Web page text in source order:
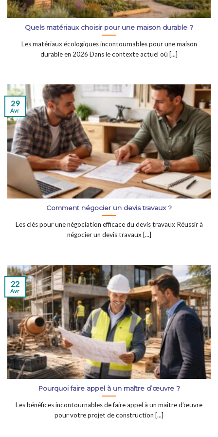
Quels matériaux choisir pour une maison durable ?
Les matériaux écologiques incontournables pour une maison
durable en 2026 Dans le contexte actuel où [...]
Comment négocier un devis travaux ?
Les clés pour une négociation efficace du devis travaux Réussir à
négocier un devis travaux [...]
29
Avr
Pourquoi faire appel à un maître d’œuvre ?
Les bénéfices incontournables de faire appel à un maître d’œuvre
pour votre projet de construction [...]
22
Avr